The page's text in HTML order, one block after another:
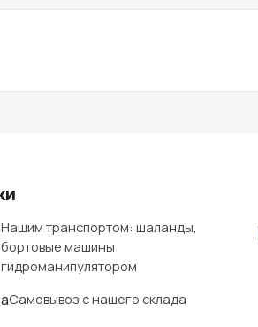
Нашим транспортом: шаланды,
бортовые машины
гидроманипулятором
Самовывоз с нашего склада